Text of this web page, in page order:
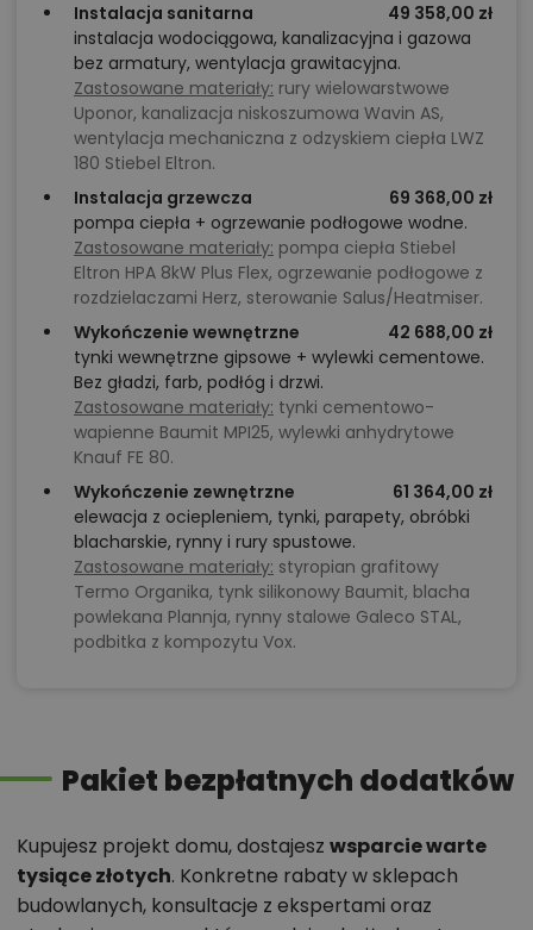
Instalacja sanitarna
49 358,00 zł
instalacja wodociągowa, kanalizacyjna i gazowa
bez armatury, wentylacja grawitacyjna.
Zastosowane materiały: rury wielowarstwowe
Uponor, kanalizacja niskoszumowa Wavin AS,
wentylacja mechaniczna z odzyskiem ciepła LWZ
180 Stiebel Eltron.
Instalacja grzewcza
69 368,00 zł
pompa ciepła + ogrzewanie podłogowe wodne.
Zastosowane materiały: pompa ciepła Stiebel
Eltron HPA 8kW Plus Flex, ogrzewanie podłogowe z
rozdzielaczami Herz, sterowanie Salus/Heatmiser.
Wykończenie wewnętrzne
42 688,00 zł
tynki wewnętrzne gipsowe + wylewki cementowe.
Bez gładzi, farb, podłóg i drzwi.
Zastosowane materiały: tynki cementowo-
wapienne Baumit MPI25, wylewki anhydrytowe
Knauf FE 80.
Wykończenie zewnętrzne
61 364,00 zł
elewacja z ociepleniem, tynki, parapety, obróbki
blacharskie, rynny i rury spustowe.
Zastosowane materiały: styropian grafitowy
Termo Organika, tynk silikonowy Baumit, blacha
powlekana Plannja, rynny stalowe Galeco STAL,
podbitka z kompozytu Vox.
Pakiet bezpłatnych dodatków
Kupujesz projekt domu, dostajesz wsparcie warte
tysiące złotych. Konkretne rabaty w sklepach
budowlanych, konsultacje z ekspertami oraz